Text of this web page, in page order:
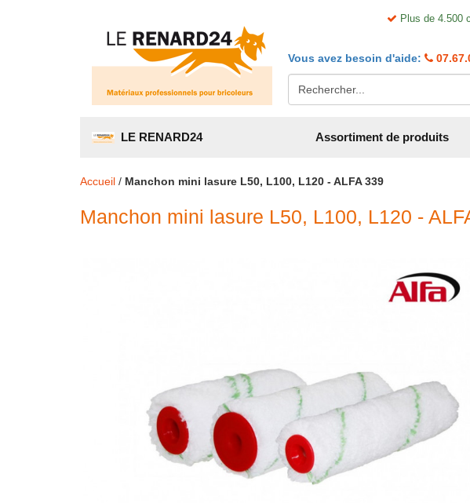
Plus de 4.500
Vous avez besoin d'aide:
LE RENARD24 Assortiment de produits
Accueil / Manchon mini lasure L50, L100, L120 - ALFA 339
Manchon mini lasure L50, L100, L120 -